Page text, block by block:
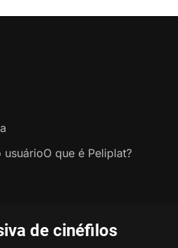
de cinéfilos
usuárioO que é Peliplat?